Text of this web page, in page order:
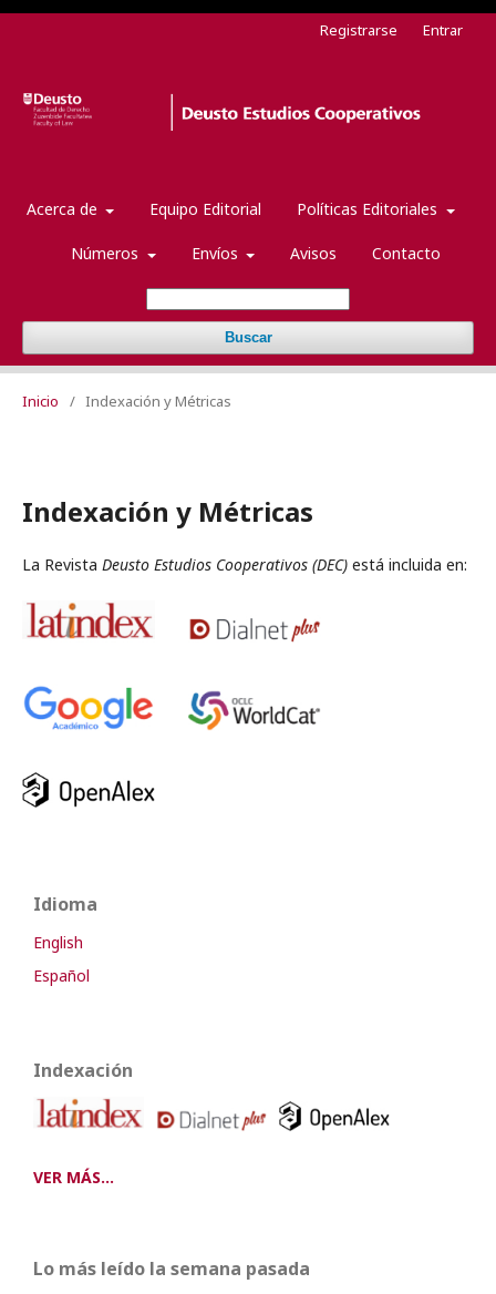
Acerca de Equipo Editorial Políticas Editoriales
Números Envíos Avisos Contacto
Buscar
Registrarse Entrar
Inicio / Indexación y Métricas
Indexación y Métricas
La Revista Deusto Estudios Cooperativos (DEC) está incluida en:
Idioma
English
Español
Indexación
VER MÁS...
Lo más leído la semana pasada